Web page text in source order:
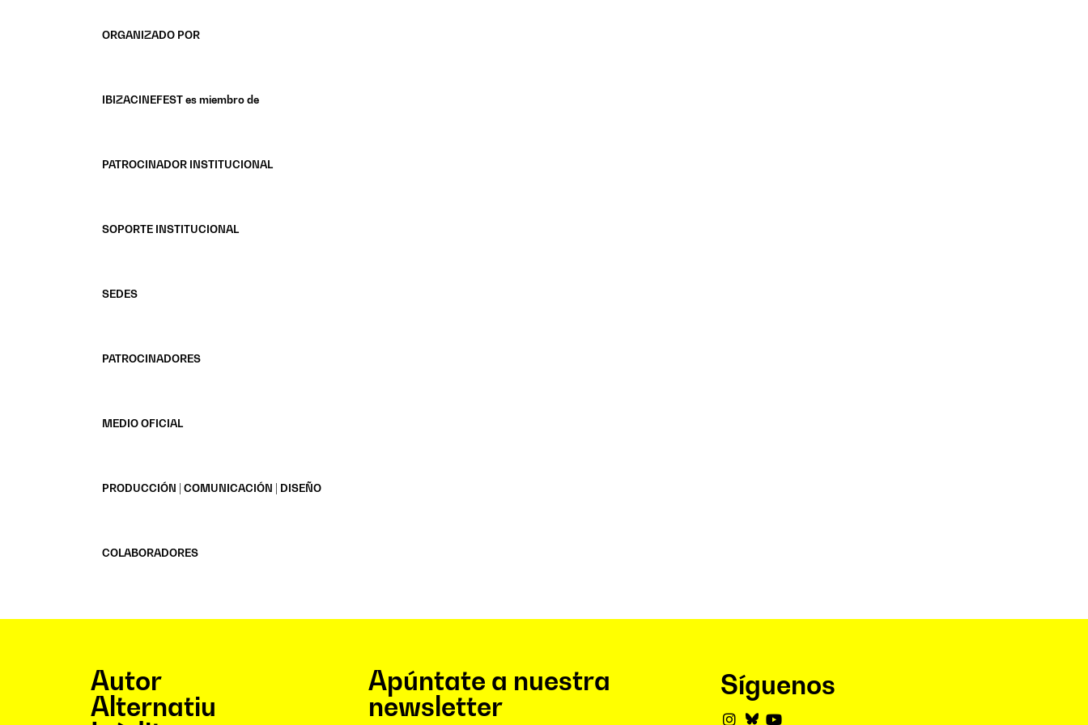
ORGANIZADO POR
IBIZACINEFEST es miembro de
PATROCINADOR INSTITUCIONAL
SOPORTE INSTITUCIONAL
SEDES
PATROCINADORES
MEDIO OFICIAL
PRODUCCIÓN | COMUNICACIÓN | DISEÑO
COLABORADORES
Autor
Alternatiu
Apúntate a nuestra
newsletter
Síguenos